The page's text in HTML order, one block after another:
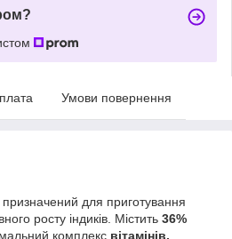
Умови повернення
призначений для приготування
росту індиків. Містить 36%
комплекс вітамінів,